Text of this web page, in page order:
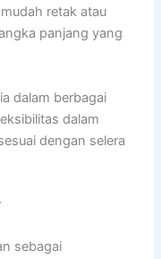
retak atau
panjang yang
dalam berbagai
dalam
dengan selera
sebagai